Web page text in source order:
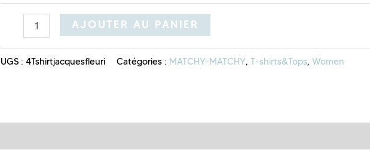
AJOUTER AU PANIER
UGS : 4Tshirtjacquesfleuri Catégories : MATCHY-MATCHY, T-shirts&Tops, Women